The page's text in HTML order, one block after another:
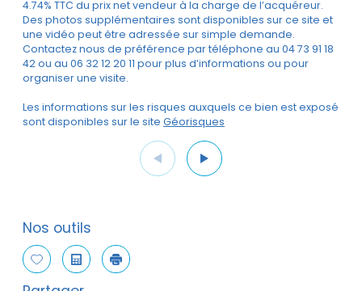
4.74% TTC du prix net vendeur à la charge de l’acquéreur.
Des photos supplémentaires sont disponibles sur ce site et
une vidéo peut être adressée sur simple demande.
Contactez nous de préférence par téléphone au 04 73 91 18
42 ou au 06 32 12 20 11 pour plus d’informations ou pour
organiser une visite.
Les informations sur les risques auxquels ce bien est exposé
sont disponibles sur le site Géorisques
Nos outils
Sélectionner
Calculatrice
Imprimer